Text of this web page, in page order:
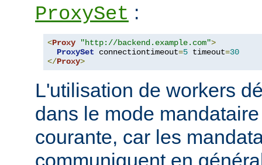
ProxySet :
<Proxy "http://backend.example.com">
ProxySet connectiontimeout=5 timeout=30
</Proxy>
L'utilisation de workers
dans le mode
courante, car les
communiquent en